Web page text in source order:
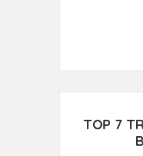
TOP 7